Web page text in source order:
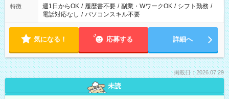
特徴 週1日からOK / 履歴書不要 / 副業・WワークOK / シフト勤務 /
電話対応なし / パソコンスキル不要
気になる！ 応募する 詳細へ
掲載日：2026.07.29
未読